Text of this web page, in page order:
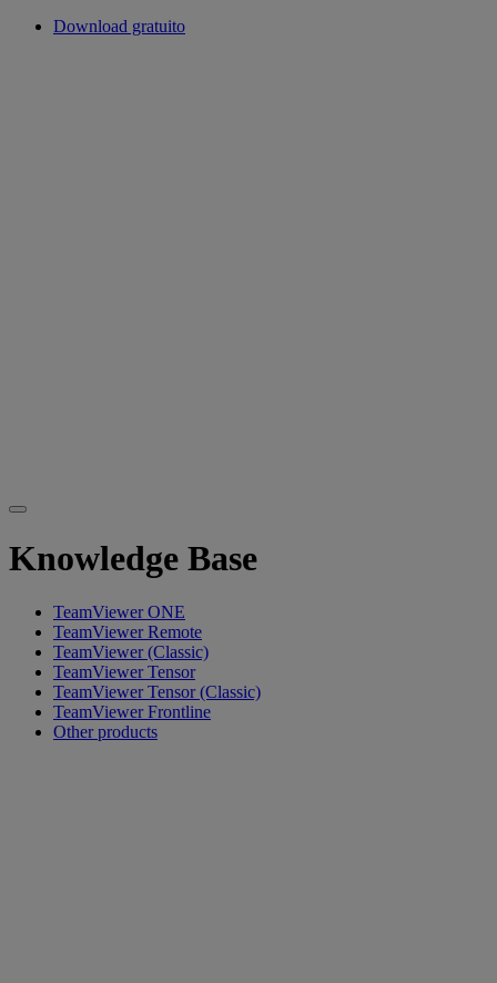
Download gratuito
Knowledge Base
TeamViewer ONE
TeamViewer Remote
TeamViewer (Classic)
TeamViewer Tensor
TeamViewer Tensor (Classic)
TeamViewer Frontline
Other products